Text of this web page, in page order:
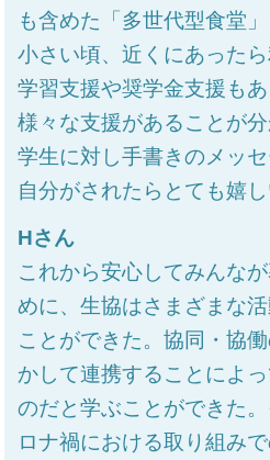
も含めた「多世代型食堂
小さい頃、近くにあった
学習支援や奨学金支援も
様々な支援があることが
学生に対し手書きのメッ
自分がされたらとても嬉
Hさん
これから安心してみんな
めに、生協はさまざまな
ことができた。協同・協
かして連携することによ
のだと学ぶことができた
ロナ禍における取り組み